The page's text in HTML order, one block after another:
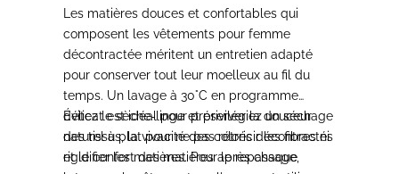
Les matières douces et confortables qui
composent les vêtements pour femme
décontractée méritent un entretien adapté
pour conserver tout leur moelleux au fil du
temps. Un lavage à 30°C en programme
délicat est idéal pour préserver la douceur
des tissus, la vivacité des coloris décontractés
et le confort des matières après chaque
Évitez le sèche-linge et privilégiez un séchage
naturel à plat pour ne pas rétrécir les fibres ni
rigidifier les matières. Pour le repassage,